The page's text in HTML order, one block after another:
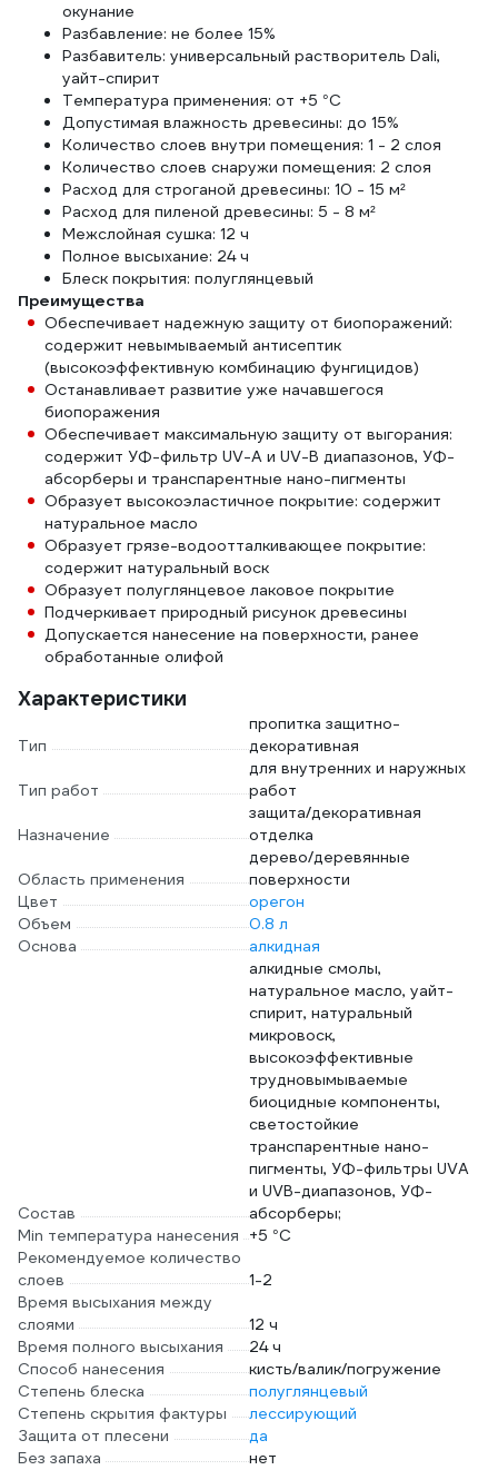
окунание
Разбавление: не более 15%
Разбавитель: универсальный растворитель Dali,
уайт-спирит
Температура применения: от +5 °С
Допустимая влажность древесины: до 15%
Количество слоев внутри помещения: 1 - 2 слоя
Количество слоев снаружи помещения: 2 слоя
Расход для строганой древесины: 10 - 15 м²
Расход для пиленой древесины: 5 - 8 м²
Межслойная сушка: 12 ч
Полное высыхание: 24 ч
Блеск покрытия: полуглянцевый
Преимущества
Обеспечивает надежную защиту от биопоражений:
содержит невымываемый антисептик
(высокоэффективную комбинацию фунгицидов)
Останавливает развитие уже начавшегося
биопоражения
Обеспечивает максимальную защиту от выгорания:
содержит УФ-фильтр UV-A и UV-B диапазонов, УФ-
абсорберы и транспарентные нано-пигменты
Образует высокоэластичное покрытие: содержит
натуральное масло
Образует грязе-водоотталкивающее покрытие:
содержит натуральный воск
Образует полуглянцевое лаковое покрытие
Подчеркивает природный рисунок древесины
Допускается нанесение на поверхности, ранее
обработанные олифой
Характеристики
Тип
пропитка защитно-
декоративная
Тип работ
для внутренних и наружных
работ
Назначение
защита/декоративная
отделка
Область применения
дерево/деревянные
поверхности
Цвет
орегон
Объем
0.8 л
Основа
алкидная
Состав
алкидные смолы,
натуральное масло, уайт-
спирит, натуральный
микровоск,
высокоэффективные
трудновымываемые
биоцидные компоненты,
светостойкие
транспарентные нано-
пигменты, УФ-фильтры UVA
и UVB-диапазонов, УФ-
абсорберы;
Min температура нанесения
+5 °С
Рекомендуемое количество
слоев
1-2
Время высыхания между
слоями
12 ч
Время полного высыхания
24 ч
Способ нанесения
кисть/валик/погружение
Степень блеска
полуглянцевый
Степень скрытия фактуры
лессирующий
Защита от плесени
да
Без запаха
нет